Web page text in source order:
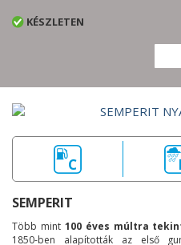
KÉSZLETEN
C
SEMPERIT
Több mint 100 éves múltra
1850-ben alapították az első